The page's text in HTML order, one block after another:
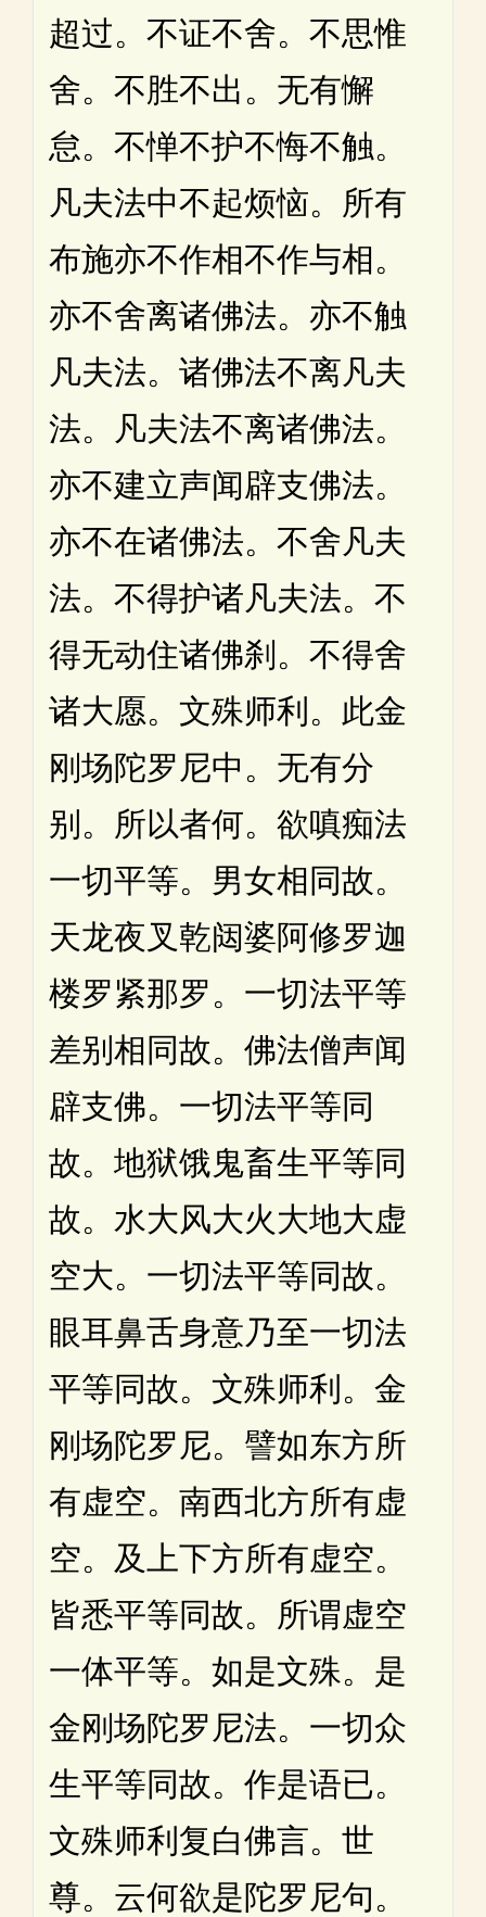
超过。不证不舍。不思惟
舍。不胜不出。无有懈
怠。不惮不护不悔不触。
凡夫法中不起烦恼。所有
布施亦不作相不作与相。
亦不舍离诸佛法。亦不触
凡夫法。诸佛法不离凡夫
法。凡夫法不离诸佛法。
亦不建立声闻辟支佛法。
亦不在诸佛法。不舍凡夫
法。不得护诸凡夫法。不
得无动住诸佛刹。不得舍
诸大愿。文殊师利。此金
刚场陀罗尼中。无有分
别。所以者何。欲嗔痴法
一切平等。男女相同故。
天龙夜叉乾闼婆阿修罗迦
楼罗紧那罗。一切法平等
差别相同故。佛法僧声闻
辟支佛。一切法平等同
故。地狱饿鬼畜生平等同
故。水大风大火大地大虚
空大。一切法平等同故。
眼耳鼻舌身意乃至一切法
平等同故。文殊师利。金
刚场陀罗尼。譬如东方所
有虚空。南西北方所有虚
空。及上下方所有虚空。
皆悉平等同故。所谓虚空
一体平等。如是文殊。是
金刚场陀罗尼法。一切众
生平等同故。作是语已。
文殊师利复白佛言。世
尊。云何欲是陀罗尼句。